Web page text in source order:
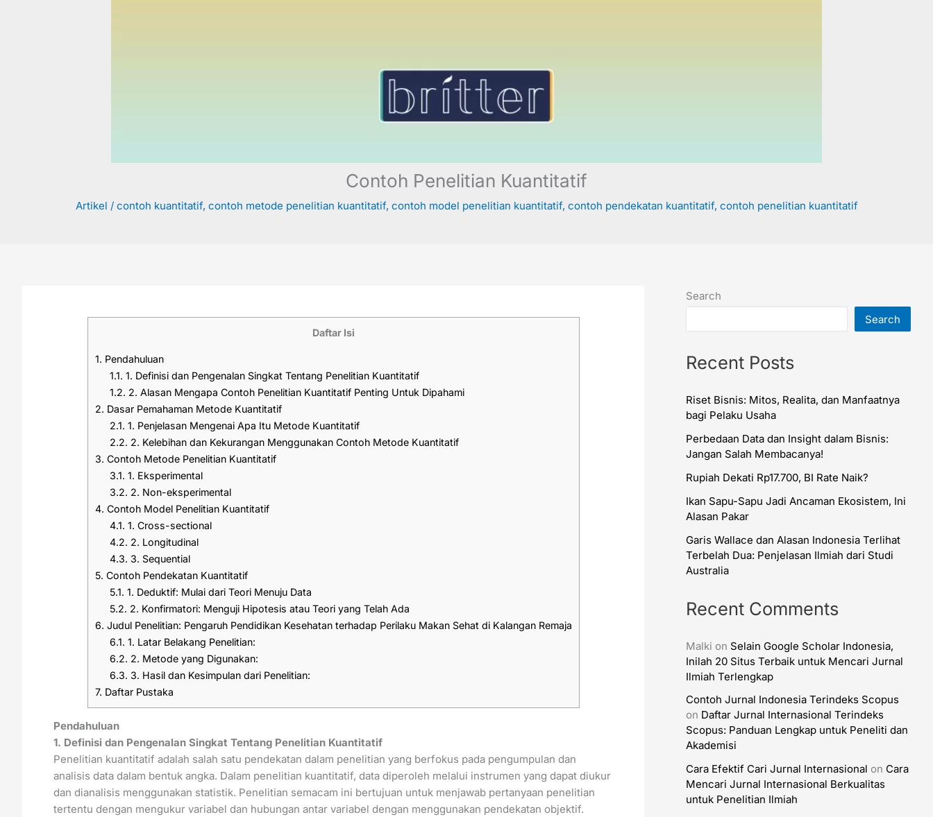
Contoh Penelitian Kuantitatif
Artikel / contoh kuantitatif, contoh metode penelitian kuantitatif, contoh model penelitian kuantitatif, contoh pendekatan kuantitatif, contoh penelitian kuantitatif
Daftar Isi
1. Pendahuluan
1.1. 1. Definisi dan Pengenalan Singkat Tentang Penelitian Kuantitatif
1.2. 2. Alasan Mengapa Contoh Penelitian Kuantitatif Penting Untuk Dipahami
2. Dasar Pemahaman Metode Kuantitatif
2.1. 1. Penjelasan Mengenai Apa Itu Metode Kuantitatif
2.2. 2. Kelebihan dan Kekurangan Menggunakan Contoh Metode Kuantitatif
3. Contoh Metode Penelitian Kuantitatif
3.1. 1. Eksperimental
3.2. 2. Non-eksperimental
4. Contoh Model Penelitian Kuantitatif
4.1. 1. Cross-sectional
4.2. 2. Longitudinal
4.3. 3. Sequential
5. Contoh Pendekatan Kuantitatif
5.1. 1. Deduktif: Mulai dari Teori Menuju Data
5.2. 2. Konfirmatori: Menguji Hipotesis atau Teori yang Telah Ada
6. Judul Penelitian: Pengaruh Pendidikan Kesehatan terhadap Perilaku Makan Sehat di Kalangan Remaja
6.1. 1. Latar Belakang Penelitian:
6.2. 2. Metode yang Digunakan:
6.3. 3. Hasil dan Kesimpulan dari Penelitian:
7. Daftar Pustaka
Pendahuluan
1. Definisi dan Pengenalan Singkat Tentang Penelitian Kuantitatif
Penelitian kuantitatif adalah salah satu pendekatan dalam penelitian yang berfokus pada pengumpulan dan
analisis data dalam bentuk angka. Dalam penelitian kuantitatif, data diperoleh melalui instrumen yang dapat diukur
dan dianalisis menggunakan statistik. Penelitian semacam ini bertujuan untuk menjawab pertanyaan penelitian
tertentu dengan mengukur variabel dan hubungan antar variabel dengan menggunakan pendekatan objektif.
Search
Search
Recent Posts
Riset Bisnis: Mitos, Realita, dan Manfaatnya
bagi Pelaku Usaha
Perbedaan Data dan Insight dalam Bisnis:
Jangan Salah Membacanya!
Rupiah Dekati Rp17.700, BI Rate Naik?
Ikan Sapu-Sapu Jadi Ancaman Ekosistem, Ini
Alasan Pakar
Garis Wallace dan Alasan Indonesia Terlihat
Terbelah Dua: Penjelasan Ilmiah dari Studi
Australia
Recent Comments
Malki on Selain Google Scholar Indonesia,
Inilah 20 Situs Terbaik untuk Mencari Jurnal
Ilmiah Terlengkap
Contoh Jurnal Indonesia Terindeks Scopus
on Daftar Jurnal Internasional Terindeks
Scopus: Panduan Lengkap untuk Peneliti dan
Akademisi
Cara Efektif Cari Jurnal Internasional on Cara
Mencari Jurnal Internasional Berkualitas
untuk Penelitian Ilmiah